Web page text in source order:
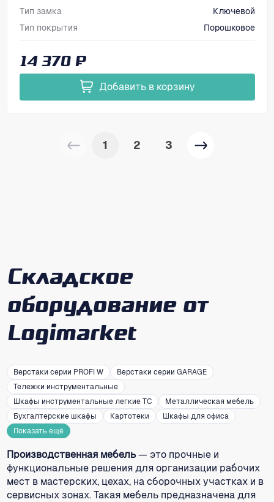
Тип замка
Ключевой
Тип покрытия
Порошковое
14 370 ₽
Добавить в корзину
1 2 3
Складское
оборудование от
Logimarket
Верстаки серии PROFI W
Верстаки серии GARAGE
Тележки инструментальные
Шкафы инструментальные легкие ТС
Металлическая мебель
Бухгалтерские шкафы
Картотеки
Шкафы для офиса
Показать ещё
Производственная мебель— это прочные и
функциональные решения для организации рабочих
мест в мастерских, цехах, на сборочных участках и в
сервисных зонах. Такая мебель предназначена для